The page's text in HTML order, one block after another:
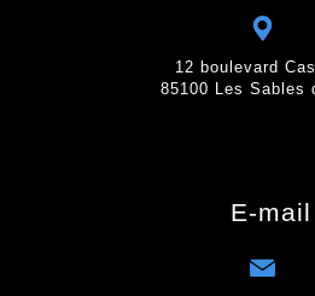
12 boulevard
85100 Les Sables
E-mail